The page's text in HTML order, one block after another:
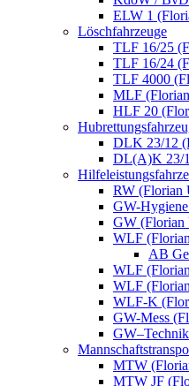
ELW 1
Löschfahrzeuge
TLF 16/25
TLF 16/24
TLF 4000
MLF
HLF 20
DLK 23/12
DL(A)K 23/
RW (Florian
GW-
GW (Florian
WLF
AB
WLF
WLF
WLF-K
GW-Mess
MTW
MTW JF